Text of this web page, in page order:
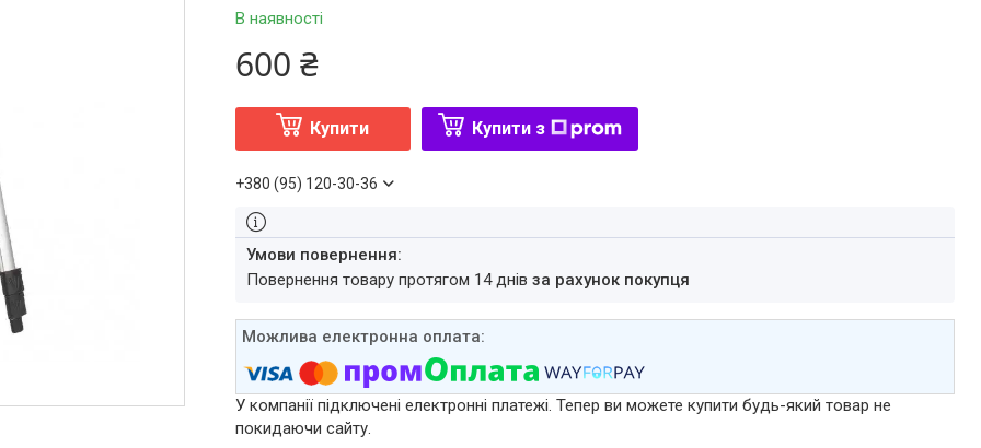
В наявності
600 ₴
Купити Купити з
+380 (95) 120-30-36
повернення товару протягом 14 днів за рахунок покупця
У компанії підключені електронні платежі. Тепер ви можете купити будь-який товар не
покидаючи сайту.